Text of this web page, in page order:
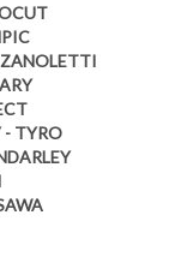
- TYRO